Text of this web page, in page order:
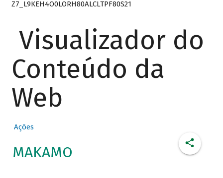
Z7_L9KEH4O0LORH80ALCLTPF80S21
Visualizador do
Conteúdo da
Web
Ações
MAKAMO